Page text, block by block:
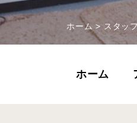
ホーム > スタッ
ホーム